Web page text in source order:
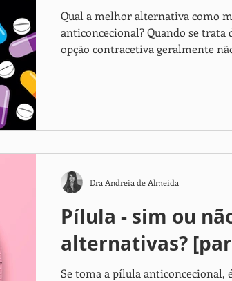
Qual a melhor alternativa como
anticoncecional? Quando se trata
opção contracetiva geralmente
Pílula - sim ou
alternativas?
Se toma a pílula
Dra Andreia de Almeida